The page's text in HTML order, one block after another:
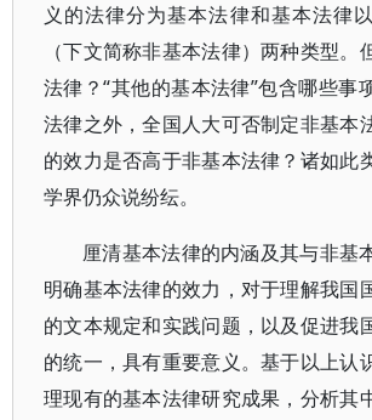
义的法律分为基本法律和基本法律
（下文简称非基本法律）两种类型。
法律？“其他的基本法律”包含哪些事
法律之外，全国人大可否制定非基本
的效力是否高于非基本法律？诸如此
学界仍众说纷纭。
厘清基本法律的内涵及其与非基
明确基本法律的效力，对于理解我国
的文本规定和实践问题，以及促进我
的统一，具有重要意义。基于以上认
理现有的基本法律研究成果，分析其